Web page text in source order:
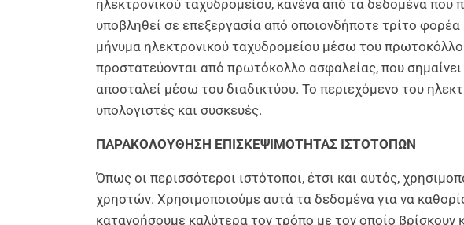
ηλεκτρονικού ταχυδρομείου, κανένα από τα δεδομένα
υποβληθεί σε επεξεργασία από οποιονδήποτε τρίτο
μήνυμα ηλεκτρονικού ταχυδρομείου μέσω του
προστατεύονται από πρωτόκολλο ασφαλείας, που
αποσταλεί μέσω του διαδικτύου. Το περιεχόμενο του
υπολογιστές και συσκευές.
ΠΑΡΑΚΟΛΟΥΘΗΣΗ ΕΠΙΣΚΕΨΙΜΟΤΗΤΑΣ ΙΣΤΟΤΟΠΩΝ
Όπως οι περισσότεροι ιστότοποι, έτσι και αυτός,
χρηστών. Χρησιμοποιούμε αυτά τα δεδομένα για να
κατανοήσουμε καλύτερα τον τρόπο με τον οποίο βρίσκουν